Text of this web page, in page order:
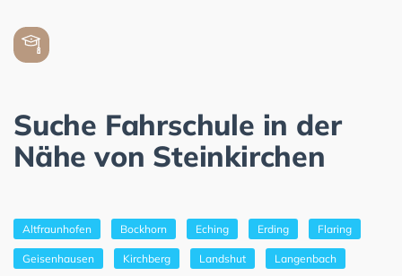
Suche Fahrschule in der
Nähe von Steinkirchen
Altfraunhofen Bockhorn Eching Erding Flaring
Geisenhausen Kirchberg Landshut Langenbach